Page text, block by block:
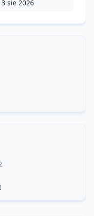
3 sie 2026